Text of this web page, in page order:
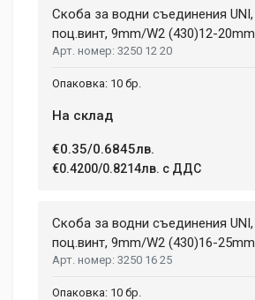
Your Name
Email Address
Скоба за водни съединения
поц.винт, 9mm/W2 (430)12-20mm.
3250 12 20
10 бр.
На склад
€0.35/0.6845лв.
€0.4200/0.8214лв. с ДДС
Скоба за водни съединения
поц.винт, 9mm/W2 (430)16-25mm.
3250 16 25
10 бр.